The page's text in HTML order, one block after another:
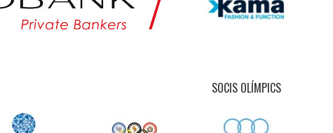
SOCIS OLÍMPICS